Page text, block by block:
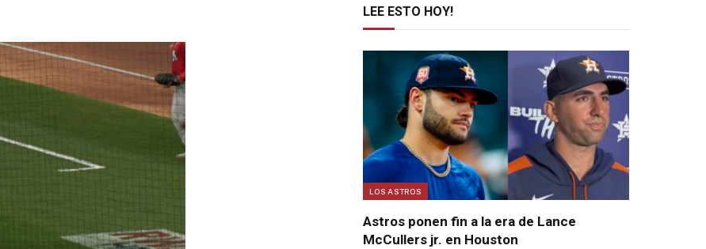
LEE ESTO HOY!
LOS ASTROS
Astros ponen fin a la era de Lance
McCullers jr. en Houston